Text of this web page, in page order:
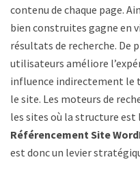
contenu de chaque page.
bien construites gagne en
résultats de recherche. De
utilisateurs améliore
influence indirectement le
le site. Les moteurs de
les sites où la structure
Référencement Site
est donc un levier